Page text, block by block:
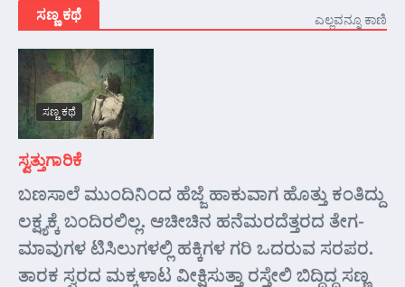
ಸಣ್ಣ ಕಥೆ ಎಲ್ಲವನ್ನೂ ಕಾಣಿ
ಸಣ್ಣ ಕಥೆ
ಸ್ವತ್ತುಗಾರಿಕೆ
ಬಣಸಾಲೆ ಮುಂದಿನಿಂದ ಹೆಜ್ಜೆ ಹಾಕುವಾಗ ಹೊತ್ತು ಕಂತಿದ್ದು
ಲಕ್ಷ್ಯಕ್ಕೆ ಬಂದಿರಲಿಲ್ಲ. ಆಚೀಚಿನ ಹನೆಮರದೆತ್ತರದ ತೇಗ-
ಮಾವುಗಳ ಟಿಸಿಲುಗಳಲ್ಲಿ ಹಕ್ಕಿಗಳ ಗರಿ ಒದರುವ ಸರಪರ.
ತಾರಕ ಸ್ವರದ ಮಕ್ಕಳಾಟ ವೀಕ್ಷಿಸುತ್ತಾ ರಸ್ತೇಲಿ ಬಿದ್ದಿದ್ದ ಸಣ್ಣ